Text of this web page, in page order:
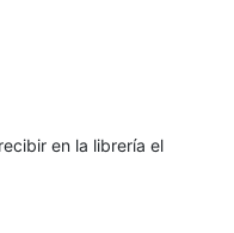
en la librería el